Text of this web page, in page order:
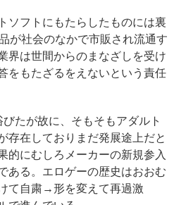
ソフトにもたらしたものには裏
が社会のなかで市販され流通す
界は世間からのまなざしを受け
をもたざるをえないという責任
たが故に、そもそもアダルト
存在しておりまだ発展途上だと
的にむしろメーカーの新規参入
ある。エロゲーの歴史はおおむ
て自粛→形を変えて再過激